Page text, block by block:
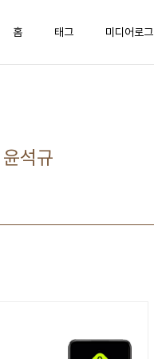
홈 태그 미디어로그
석규